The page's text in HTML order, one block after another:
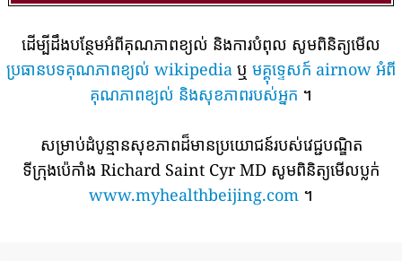
ដើម្បីដឹងបន្ថែមអំពីគុណភាពខ្យល់ និងការបំពុល សូមពិនិត្យមើល
ប្រធានបទគុណភាពខ្យល់ wikipedia ឬ មគ្គុទ្ទេសក៍ airnow អំពី
គុណភាពខ្យល់ និងសុខភាពរបស់អ្នក ។
សម្រាប់ដំបូន្មានសុខភាពដ៏មានប្រយោជន៍របស់វេជ្ជបណ្ឌិត
ទីក្រុងប៉េកាំង Richard Saint Cyr MD សូមពិនិត្យមើលប្លក់
www.myhealthbeijing.com ។